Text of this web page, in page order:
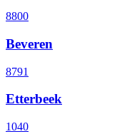
8800
Beveren
8791
Etterbeek
1040